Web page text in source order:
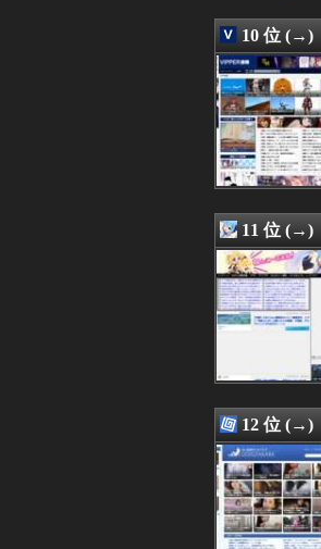
08/07 11:39
08/07 11:39
08/07 11:35
08/07 11:35
08/07 11:34
08/07 11:33
08/07 11:32
08/07 11:31
08/07 11:30
08/07 11:30
08/07 11:30
08/07 11:30
08/07 11:30
08/07 11:30
08/07 11:30
08/07 11:26
08/07 11:26
08/07 11:25
08/07 11:24
08/07 11:24
08/07 11:22
08/07 11:20
08/07 11:19
10 位 (→)
11 位 (→)
12 位 (→)